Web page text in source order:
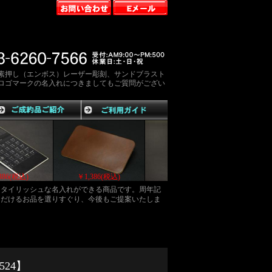
し（エンボス）レーザー彫刻、サンドブラスト
マークの名入れにつきましてもご質問がござい
￥1,426(税込) ￥1,386(税込)
イリッシュな名入れができる商品です。周年記
けるお品を選りすぐり、今後もご提案いたしま
】